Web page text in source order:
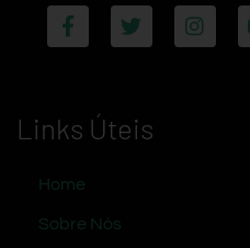
Links Úteis
Home
Sobre Nós